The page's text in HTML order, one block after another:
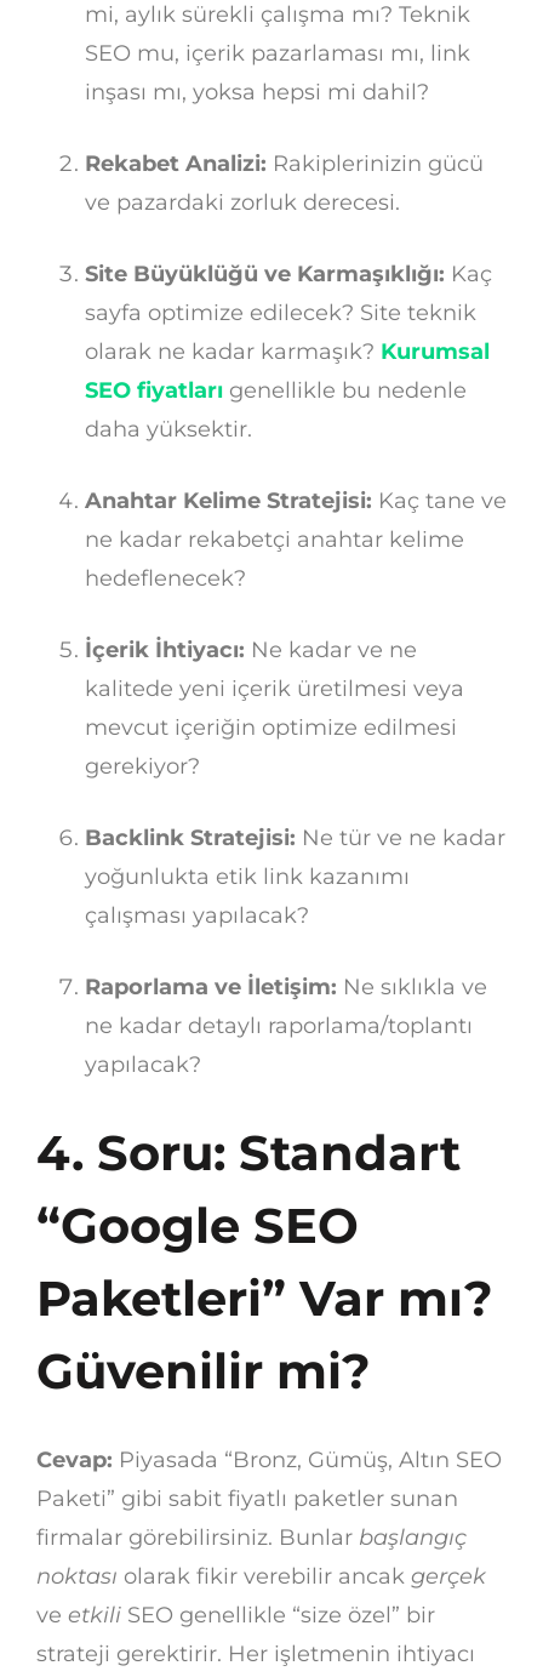
mi, aylık sürekli çalışma mı? Teknik
SEO mu, içerik pazarlaması mı, link
inşası mı, yoksa hepsi mi dahil?
Rekabet Analizi: Rakiplerinizin gücü
ve pazardaki zorluk derecesi.
Site Büyüklüğü ve Karmaşıklığı: Kaç
sayfa optimize edilecek? Site teknik
olarak ne kadar karmaşık? Kurumsal
SEO fiyatları genellikle bu nedenle
daha yüksektir.
Anahtar Kelime Stratejisi: Kaç tane ve
ne kadar rekabetçi anahtar kelime
hedeflenecek?
İçerik İhtiyacı: Ne kadar ve ne
kalitede yeni içerik üretilmesi veya
mevcut içeriğin optimize edilmesi
gerekiyor?
Backlink Stratejisi: Ne tür ve ne kadar
yoğunlukta etik link kazanımı
çalışması yapılacak?
Raporlama ve İletişim: Ne sıklıkla ve
ne kadar detaylı raporlama/toplantı
yapılacak?
4. Soru: Standart
“Google SEO
Paketleri” Var mı?
Güvenilir mi?
Cevap: Piyasada “Bronz, Gümüş, Altın SEO
Paketi” gibi sabit fiyatlı paketler sunan
firmalar görebilirsiniz. Bunlar başlangıç
noktası olarak fikir verebilir ancak gerçek
ve etkili SEO genellikle “size özel” bir
strateji gerektirir. Her işletmenin ihtiyacı